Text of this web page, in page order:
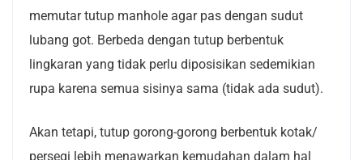
memutar tutup manhole agar pas dengan sudut
lubang got. Berbeda dengan tutup berbentuk
lingkaran yang tidak perlu diposisikan sedemikian
rupa karena semua sisinya sama (tidak ada sudut).
Akan tetapi, tutup gorong-gorong berbentuk kotak/
persegi lebih menawarkan kemudahan dalam hal